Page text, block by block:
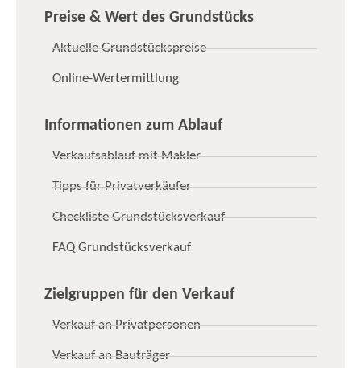
Preise & Wert des Grundstücks
Aktuelle Grundstückspreise
Online-Wertermittlung
Informationen zum Ablauf
Verkaufsablauf mit Makler
Tipps für Privatverkäufer
Checkliste Grundstücksverkauf
FAQ Grundstücksverkauf
Zielgruppen für den Verkauf
Verkauf an Privatpersonen
Verkauf an Bauträger